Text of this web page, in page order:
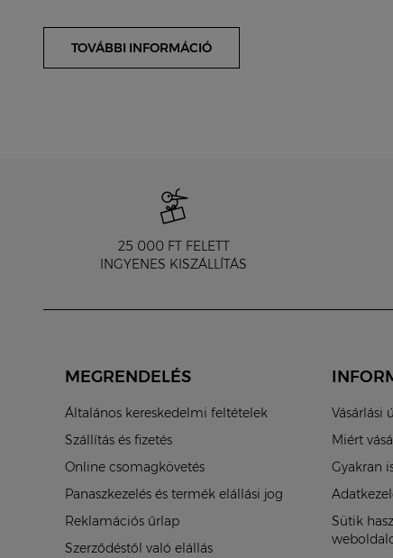
TOVÁBBI INFORMÁCIÓ
25 000 FT FELETT
INGYENES KISZÁLLÍTÁS
MEGRENDELÉS
Általános kereskedelmi feltételek
Szállítás és fizetés
Online csomagkövetés
Panaszkezelés és termék elállási jog
Reklamációs űrlap
Szerződéstől való elállás
Vásárlási
Miért
Gyakran
Sütik